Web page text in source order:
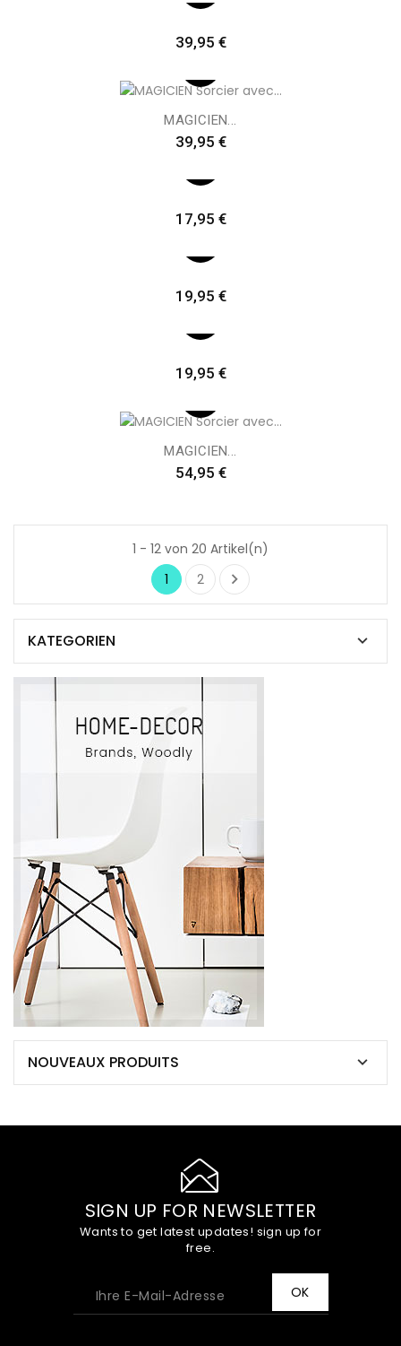
Preis
39,95 €
MAGICIEN...
Preis
39,95 €
Preis
17,95 €
Preis
19,95 €
Preis
19,95 €
MAGICIEN...
Preis
54,95 €
1 - 12 von 20 Artikel(n)
1
2 
KATEGORIEN 
NOUVEAUX PRODUITS 
SIGN UP FOR NEWSLETTER
Wants to get latest updates! sign up for
free.